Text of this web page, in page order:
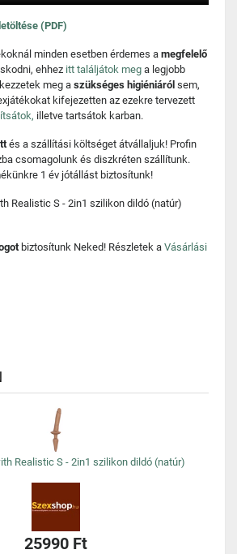
(PDF)
minden esetben érdemes a megfelelő
ehhez itt találjátok meg a legjobb
meg a szükséges higiéniáról sem,
kifejezetten az ezekre tervezett
illetve tartsátok karban.
és a szállítási költséget átvállaljuk! Profin
csomagolunk és diszkréten szállítunk.
1 év jótállást biztosítunk!
Realistic S - 2in1 szilikon dildó (natúr)
biztosítunk Neked! Részletek a Vásárlási
Realistic S - 2in1 szilikon dildó (natúr)
25990 Ft